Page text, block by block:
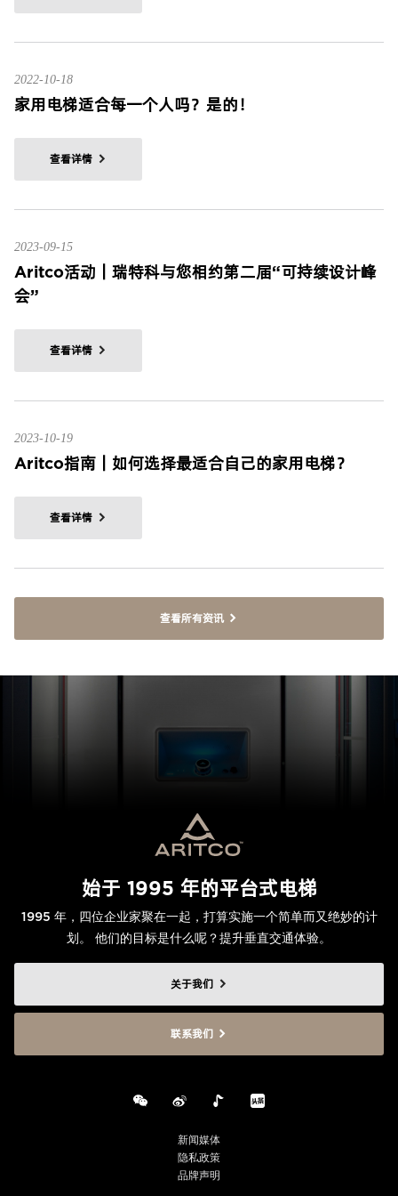
2022-10-18
家用电梯适合每一个人吗？是的！
查看详情
2023-09-15
Aritco活动｜瑞特科与您相约第二届“可持续设计峰
会”
查看详情
2023-10-19
Aritco指南｜如何选择最适合自己的家用电梯？
查看详情
查看所有资讯
始于 1995 年的平台式电梯
1995 年，四位企业家聚在一起，打算实施一个简单而又绝妙的计
划。 他们的目标是什么呢？提升垂直交通体验。
关于我们
联系我们
新闻媒体
隐私政策
品牌声明